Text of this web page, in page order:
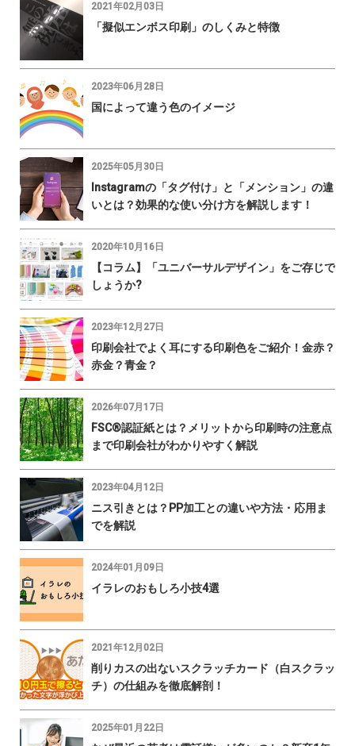
2021年02月03日
「擬似エンボス印刷」のしくみと特徴
2023年06月28日
国によって違う色のイメージ
2025年05月30日
Instagramの「タグ付け」と「メンション」の違
いとは？効果的な使い分け方を解説します！
2020年10月16日
【コラム】「ユニバーサルデザイン」をご存じで
しょうか?
2023年12月27日
印刷会社でよく耳にする印刷色をご紹介！金赤？
赤金？青金？
2026年07月17日
FSC®認証紙とは？メリットから印刷時の注意点
まで印刷会社がわかりやすく解説
2023年04月12日
ニス引きとは？PP加工との違いや方法・応用ま
でを解説
2024年01月09日
イラレのおもしろ小技4選
2021年12月02日
削りカスの出ないスクラッチカード（白スクラッ
チ）の仕組みを徹底解剖！
2025年01月22日